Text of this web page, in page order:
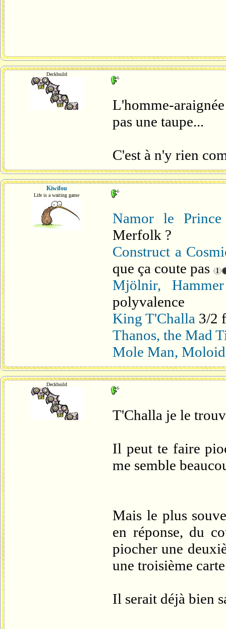
Deckbuild
L'homme-
pas une taupe...
C'est à n'y rien
Kiwifou
Life is a waiting game
Namor le
Merfolk ?
Construct a
que ça coute pas
Mjölnir,
polyvalence
King T'Challa 3/2
Thanos, the Mad
Mole Man,
Deckbuild
T'Challa je le
Il peut te faire
me semble
Mais le plus
en réponse, du
piocher une
une troisième
Il serait déjà bien